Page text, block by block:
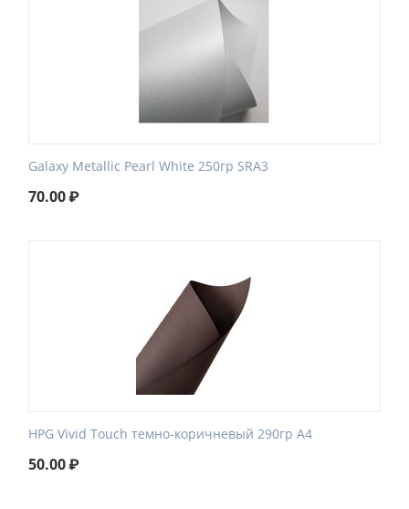
Galaxy Metallic Pearl White 250гр SRA3
70.00₽
HPG Vivid Touch темно-коричневый 290гр А4
50.00₽